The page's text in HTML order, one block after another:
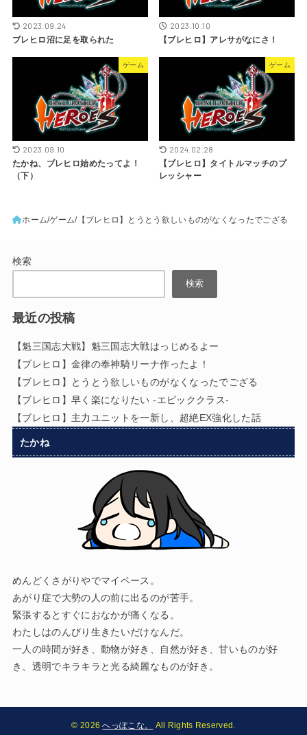
2023.09.24
ブレヒロ沼に足を取られた
2023.10.10
【ブレヒロ】アレサがなにさ！
ゲーム
2023.09.10
たかね、ブレヒロ始めたってよ！
（下）
ゲーム
2024.02.28
【ブレヒロ】タイトルマッチのプ
レッシャー
ホーム ゲーム 【ブレヒロ】とうとう欲しいものがなくなったでござる
検索
検索
最近の投稿
【魁三国志大戦】魁三国志大戦はっじめるよー
【ブレヒロ】金律の奉神騎リーナ作ったよ！
【ブレヒロ】とうとう欲しいものがなくなったでござる
【ブレヒロ】早く楽になりたい -エピッククラス-
【ブレヒロ】主力ユニットを一新し、超絶EX強化した話
たかね
めんどくさがりやでマイペース。
あがり症で大勢の人の前に出るのが苦手。
緊張するとすぐにおなかが痛くなる。
わたしはのんびり生きたいだけなんだ。
一人の時間が好き、動物が好き、自然が好き、甘いものが好
き、透明でキラキラと光る綺麗なものが好き。
© 2026へっぽこな。 All Rights Reserved.